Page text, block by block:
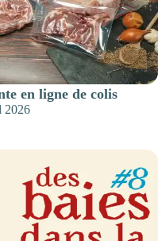
en ligne de colis
2026